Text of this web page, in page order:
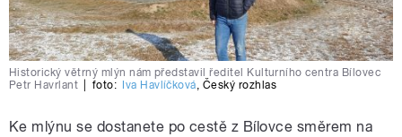
Historický větrný mlýn nám představil ředitel Kulturního centra Bílovec
Petr Havrlant
foto: Iva Havlíčková, Český rozhlas
Ke mlýnu se dostanete po cestě z Bílovce směrem na